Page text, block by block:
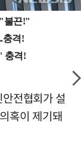
전협회가 설
혹이 제기돼